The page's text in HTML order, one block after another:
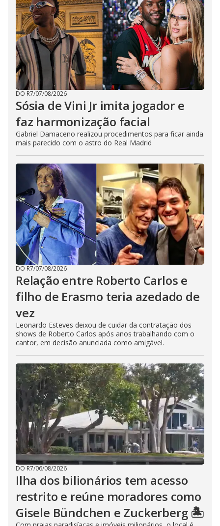
DO R7/07/08/2026
Sósia de Vini Jr imita jogador e
faz harmonização facial
Gabriel Damaceno realizou procedimentos para ficar ainda
mais parecido com o astro do Real Madrid
DO R7/07/08/2026
Relação entre Roberto Carlos e
filho de Erasmo teria azedado de
vez
Leonardo Esteves deixou de cuidar da contratação dos
shows de Roberto Carlos após anos trabalhando com o
cantor, em decisão anunciada como amigável.
DO R7/06/08/2026
Ilha dos bilionários tem acesso
restrito e reúne moradores como
Gisele Bündchen e Zuckerberg 🏝️